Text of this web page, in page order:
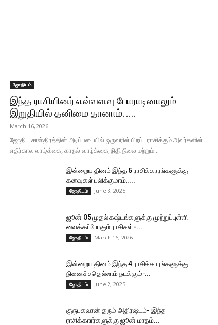
ஜோதிடம்
இந்த ராசியினர் எவ்வளவு போராடினாலும்
இறுதியில் தனிமை தானாம்…...
March 16, 2026
ஜோதிட சாஸ்திரத்தின் அடிப்படையில் ஒருவரின் பிறப்பு ராசிக்கும் அவர்களின்
எதிர்கால வாழ்க்கை, காதல் வாழ்க்கை, நிதி நிலை மற்றும்...
இன்றைய தினம் இந்த 5 ராசிக்காரங்களுக்கு
கனவுகள் பலிக்குமாம்.....
ஜோதிடம் June 3, 2025
ஜூன் 05 முதல் கஷ்டங்களுக்கு முற்றுப்புள்ளி
வைக்கப்போகும் ராசிகள்-...
ஜோதிடம் March 16, 2026
இன்றைய தினம் இந்த 4 ராசிக்காரங்களுக்கு
நினைச்சதெல்லாம் நடக்கும்-...
ஜோதிடம் June 2, 2025
குருபகவான் தரும் அதிர்ஷ்டம்- இந்த
ராசிக்காரர்களுக்கு ஜூன் மாதம்...